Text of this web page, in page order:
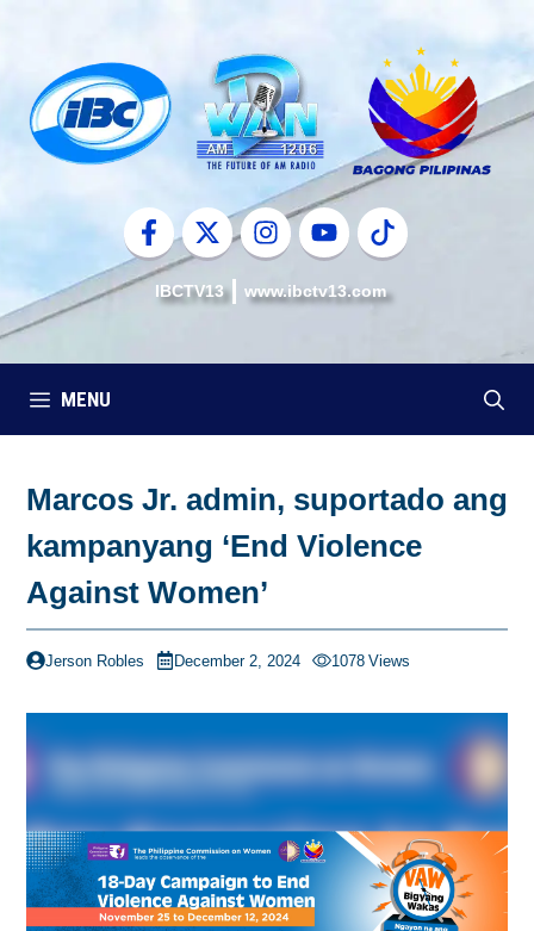
content
IBCTV13 www.ibctv13.com
MENU
Marcos Jr. admin, suportado ang
kampanyang ‘End Violence
Against Women’
Jerson Robles December 2, 2024 1078 Views